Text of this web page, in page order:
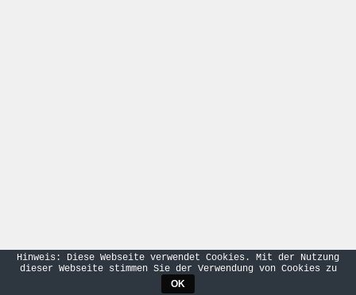
Hinweis: Diese Webseite verwendet Cookies. Mit der Nutzung
dieser Webseite stimmen Sie der Verwendung von Cookies zu
OK